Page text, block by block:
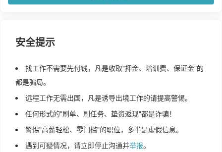
安全提示
找工作不需要先付钱，凡是收取"押金、培训费、保证金"的
都是骗局。
远程工作无需出国，凡是诱导出境工作的请提高警惕。
任何形式的"刷单、刷任务、垫资返现"都是诈骗！
警惕"高薪轻松、零门槛"的职位，多半是虚假信息。
遇到可疑情况，请立即停止沟通并举报。